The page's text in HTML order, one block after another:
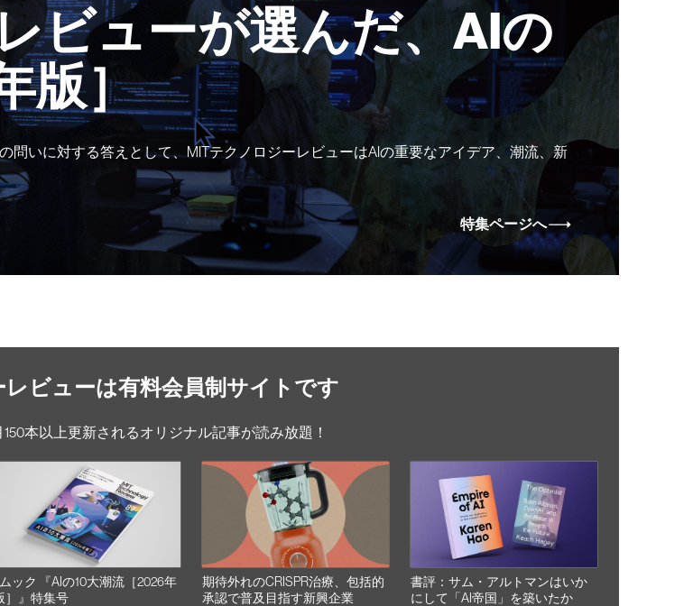
ビューが選んだ、AIの
版］
問いに対する答えとして、MITテクノロジーレビューはAIの重要なアイデア、潮流、新
特集ページへ
ビューは有料会員制サイトです
本以上更新されるオリジナル記事が読み放題！
ック 『AIの10大潮流［2026年
］』特集号
期待外れのCRISPR治療、包括的
承認で普及目指す新興企業
書評：サム・アルトマンはいか
にして「AI帝国」を築いたか